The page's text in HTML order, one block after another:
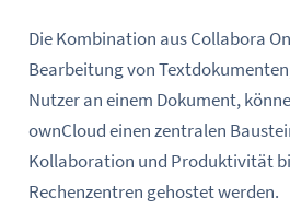
Die Kombination aus Collabora
Bearbeitung von
Nutzer an einem Dokument,
ownCloud einen zentralen
Kollaboration und Produktivität
Rechenzentren gehostet werden.